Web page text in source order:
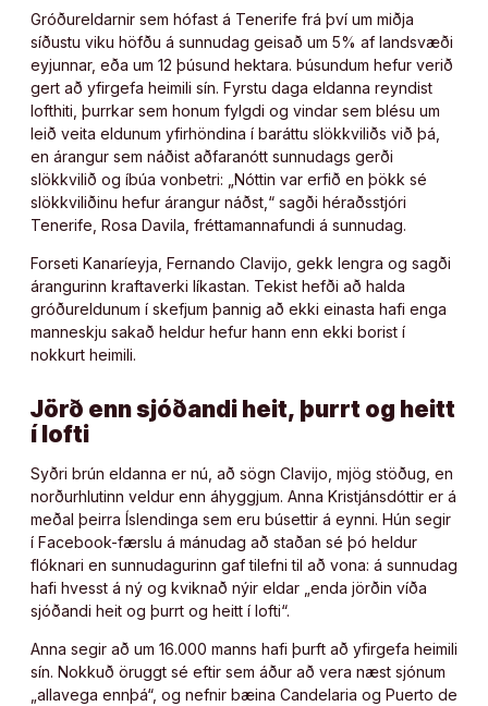
Gróðureldarnir sem hófast á Tenerife frá því um miðja
síðustu viku höfðu á sunnudag geisað um 5% af landsvæði
eyjunnar, eða um 12 þúsund hektara. Þúsundum hefur verið
gert að yfirgefa heimili sín. Fyrstu daga eldanna reyndist
lofthiti, þurrkar sem honum fylgdi og vindar sem blésu um
leið veita eldunum yfirhöndina í baráttu slökkviliðs við þá,
en árangur sem náðist aðfaranótt sunnudags gerði
slökkvilið og íbúa vonbetri: „Nóttin var erfið en þökk sé
slökkviliðinu hefur árangur náðst,“ sagði héraðsstjóri
Tenerife, Rosa Davila, fréttamannafundi á sunnudag.
Forseti Kanaríeyja, Fernando Clavijo, gekk lengra og sagði
árangurinn kraftaverki líkastan. Tekist hefði að halda
gróðureldunum í skefjum þannig að ekki einasta hafi enga
manneskju sakað heldur hefur hann enn ekki borist í
nokkurt heimili.
Jörð enn sjóðandi heit, þurrt og heitt
í lofti
Syðri brún eldanna er nú, að sögn Clavijo, mjög stöðug, en
norðurhlutinn veldur enn áhyggjum. Anna Kristjánsdóttir er á
meðal þeirra Íslendinga sem eru búsettir á eynni. Hún segir
í Facebook-færslu á mánudag að staðan sé þó heldur
flóknari en sunnudagurinn gaf tilefni til að vona: á sunnudag
hafi hvesst á ný og kviknað nýir eldar „enda jörðin víða
sjóðandi heit og þurrt og heitt í lofti“.
Anna segir að um 16.000 manns hafi þurft að yfirgefa heimili
sín. Nokkuð öruggt sé eftir sem áður að vera næst sjónum
„allavega ennþá“, og nefnir bæina Candelaria og Puerto de